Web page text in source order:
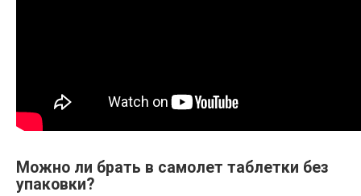
Можно ли брать в самолет таблетки без
упаковки?